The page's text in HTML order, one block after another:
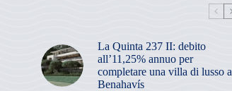
La Quinta 237 II: debito
all’11,25% annuo per
completare una villa di lusso a
Benahavís